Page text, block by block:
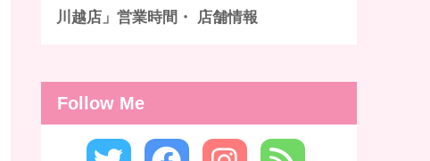
川越店」営業時間・ 店舗情報
Follow Me